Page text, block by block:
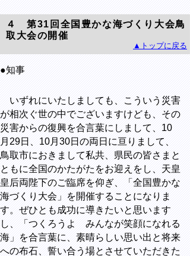
４ 第31回全国豊かな海づくり大会鳥
取大会の開催
▲トップに戻る
●知事
いずれにいたしましても、こういう災害
が相次ぐ世の中でございますけども、その
災害からの復興を合言葉にしまして、10
月29日、10月30日の両日に亘りまして、
鳥取市におきまして私共、県民の皆さまと
ともに全国のかたがたをお迎えをし、天皇
皇后両陛下のご臨席を仰ぎ、「全国豊かな
海づくり大会」を開催することになりま
す。ぜひとも成功に導きたいと思います
し、「つくろうよ みんなが笑顔になれる
海」を合言葉に、素晴らしい思い出と将来
への布石、誓い合う場とさせていただきた